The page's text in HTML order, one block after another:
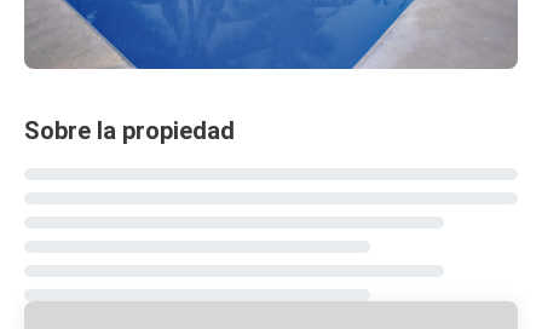
Sobre la propiedad